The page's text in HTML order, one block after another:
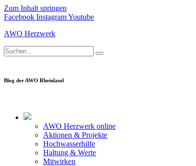
Zum Inhalt springen
Facebook InstagramYoutube
AWO Herzwerk
Blog der AWO Rheinland
AWO Herzwerk online
Aktionen & Projekte
Hochwasserhilfe
Haltung & Werte
Mitwirken